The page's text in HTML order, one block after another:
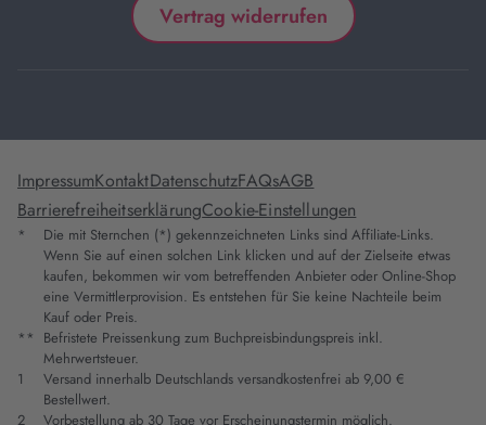
Vertrag widerrufen
ImpressumKontaktDatenschutzFAQsAGB
BarrierefreiheitserklärungCookie-Einstellungen
*
Die mit Sternchen (*) gekennzeichneten Links sind Affiliate-Links.
Wenn Sie auf einen solchen Link klicken und auf der Zielseite etwas
kaufen, bekommen wir vom betreffenden Anbieter oder Online-Shop
eine Vermittlerprovision. Es entstehen für Sie keine Nachteile beim
Kauf oder Preis.
** Befristete Preissenkung zum Buchpreisbindungspreis inkl.
Mehrwertsteuer.
1
Versand innerhalb Deutschlands versandkostenfrei ab 9,00 €
Bestellwert.
2
Vorbestellung ab 30 Tage vor Erscheinungstermin möglich.